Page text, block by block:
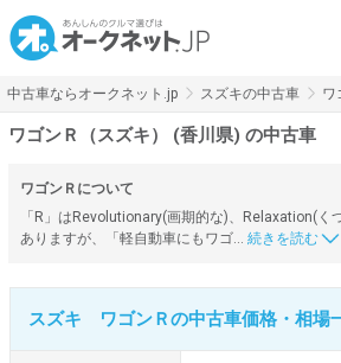
中古車ならオークネット.jp スズキの中古車 ワ
ワゴンＲ（スズキ） (香川県) の中古車
ワゴンＲについて
「R」はRevolutionary(画期的な)、Relaxation(く
ありますが、「軽自動車にもワゴ…
スズキ ワゴンＲの中古車価格・相場